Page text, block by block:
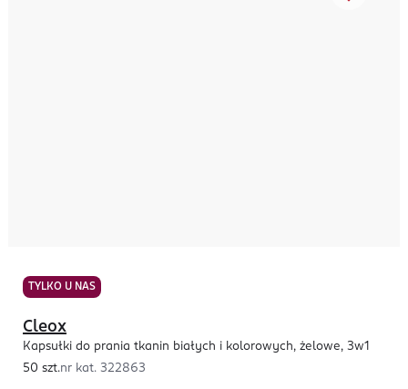
TYLKO U NAS
Cleox
Kapsułki do prania tkanin białych i kolorowych, żelowe, 3w1
50 szt.nr kat. 322863